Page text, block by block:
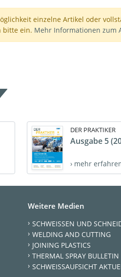
einzelne Artikel oder
bitte ein. Mehr Informationen zum
DER PRAKTIKER
Ausgabe 5
› mehr
Weitere Medien
SCHWEISSEN UND
WELDING AND CUTTING
JOINING PLASTICS
THERMAL SPRAY BULLETIN
SCHWEISSAUFSICHT